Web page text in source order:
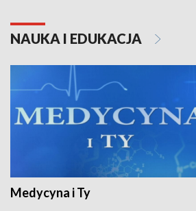
NAUKA I EDUKACJA
Medycyna i Ty